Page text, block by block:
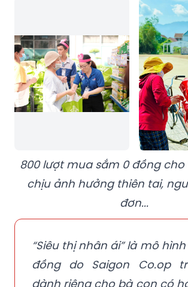
800 lượt mua sắm 0 đồng
chịu ảnh hưởng thiên tai,
đơn...
“Siêu thị nhân ái” là mô
đồng do Saigon Co.op
dành riêng cho bà con có